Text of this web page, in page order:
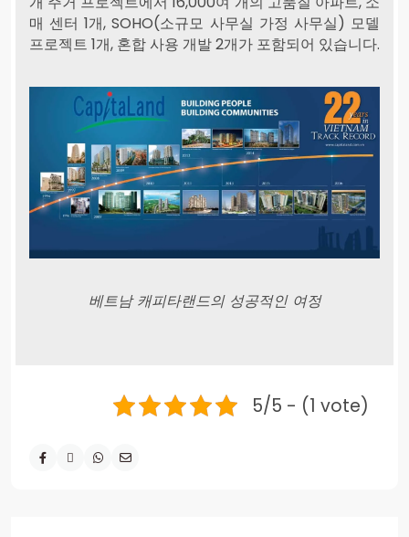
매 센터 1개, SOHO(소규모 사무실 가정 사무실) 모델
프로젝트 1개, 혼합 사용 개발 2개가 포함되어 있습니다.
베트남 캐피타랜드의 성공적인 여정
5/5 - (1 vote)